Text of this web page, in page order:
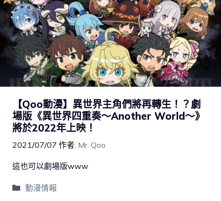
【Qoo動漫】異世界主角們將再轉生！？劇
場版《異世界四重奏～Another World～》
將於2022年上映！
2021/07/07 作者: Mr. Qoo
這也可以劇場版www
動漫情報